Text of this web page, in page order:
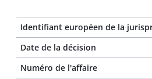
Identifiant européen de la
Date de la décision
Numéro de l'affaire